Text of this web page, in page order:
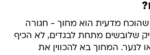
שהוכח מדעית הוא מחוך - חגורה
שלובשים מתחת לבגדים, לא הכיף
לנער. המחוך בא להכווין את